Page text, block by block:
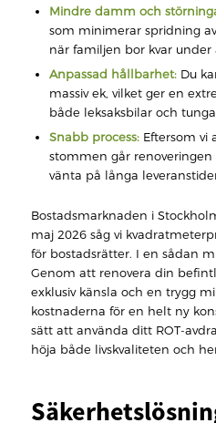
Mindre damm och
som minimerar spridning
när familjen bor kvar under
Anpassad hållbarhet:Du
massiv ek, vilket ger en
både leksaksbilar och
Snabb process:Eftersom vi
stommen går
vänta på långa
Bostadsmarknaden i
maj 2026 såg vi
för bostadsrätter. I en sådan
Genom att renovera din
exklusiv känsla och en trygg
kostnaderna för en helt ny
sätt att använda ditt ROT-
höja både livskvaliteten och